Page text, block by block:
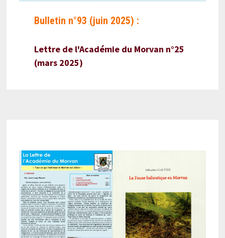
Bulletin n°93 (juin 2025) :
Lettre de l'Académie du Morvan n°25
(mars 2025)